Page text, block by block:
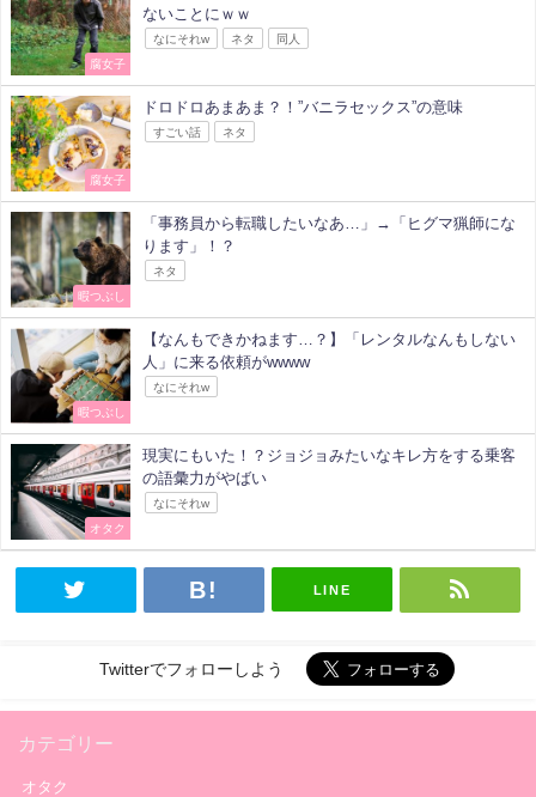
腐女子
ないことにｗｗ
なにそれw ネタ 同人
腐女子
ドロドロあまあま？！”バニラセックス”の意味
すごい話 ネタ
暇つぶし
「事務員から転職したいなあ…」→「ヒグマ猟師にな
ります」！？
ネタ
暇つぶし
【なんもできかねます…？】「レンタルなんもしない
人」に来る依頼がwwww
なにそれw
オタク
現実にもいた！？ジョジョみたいなキレ方をする乗客
の語彙力がやばい
なにそれw
LINE
Twitterでフォローしよう
カテゴリー
オタク